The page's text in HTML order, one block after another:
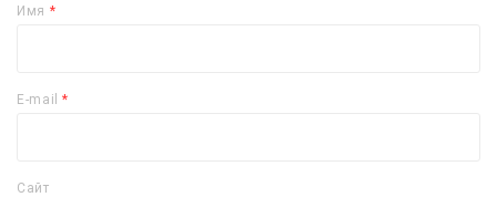
Имя *
E-mail*
Сайт